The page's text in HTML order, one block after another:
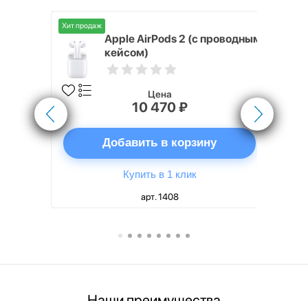
Хит продаж
Apple AirPods 2 (с проводным
кейсом)
Цена
10 470 ₽
Добавить в корзину
Купить в 1 клик
арт. 1408